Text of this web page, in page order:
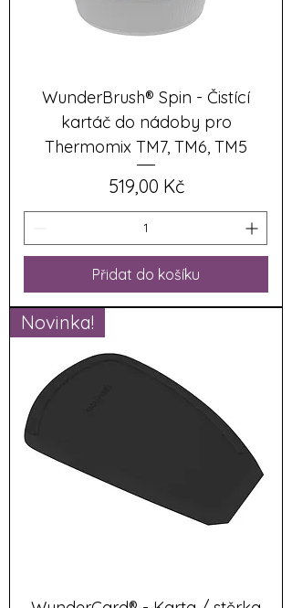
WunderBrush® Spin - Čistící
kartáč do nádoby pro
Thermomix TM7, TM6, TM5
Cena
519,00 Kč
Přidat do košíku
Novinka!